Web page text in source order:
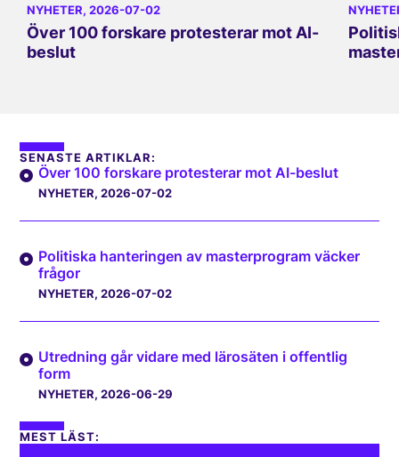
NYHETER, 2026-07-02
Över 100 forskare protesterar mot AI-
beslut
SENASTE ARTIKLAR:
Över 100 forskare protesterar mot AI-beslut
NYHETER, 2026-07-02
Politiska hanteringen av masterprogram väcker
frågor
NYHETER, 2026-07-02
Utredning går vidare med lärosäten i offentlig
form
NYHETER, 2026-06-29
MEST LÄST: